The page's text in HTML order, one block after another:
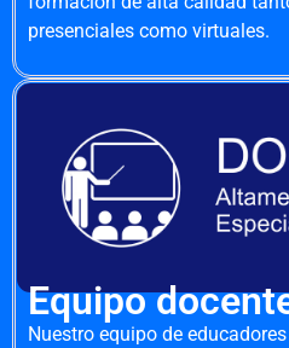
presenciales como virtuales.
Equipo
Nuestro equipo de